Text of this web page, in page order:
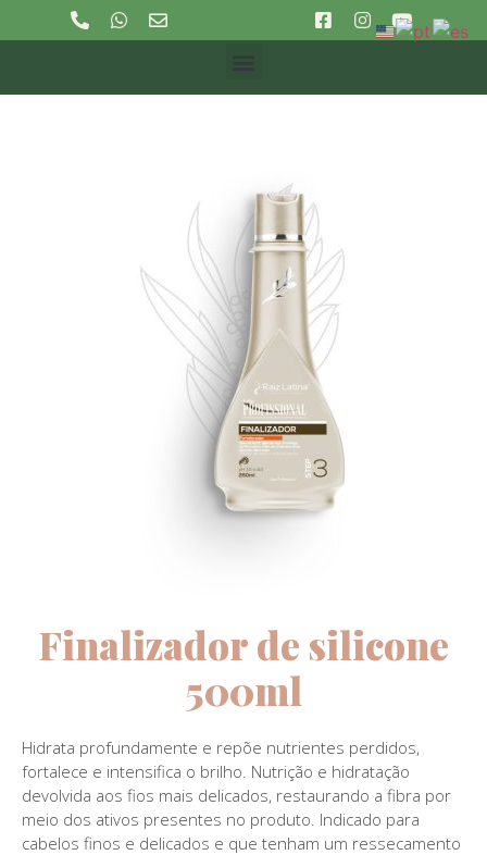
Finalizador de silicone
500ml
Hidrata profundamente e repõe nutrientes perdidos,
fortalece e intensifica o brilho. Nutrição e hidratação
devolvida aos fios mais delicados, restaurando a fibra por
meio dos ativos presentes no produto. Indicado para
cabelos finos e delicados e que tenham um ressecamento